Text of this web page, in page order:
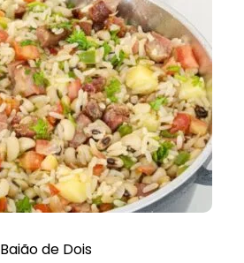
Baião de Dois